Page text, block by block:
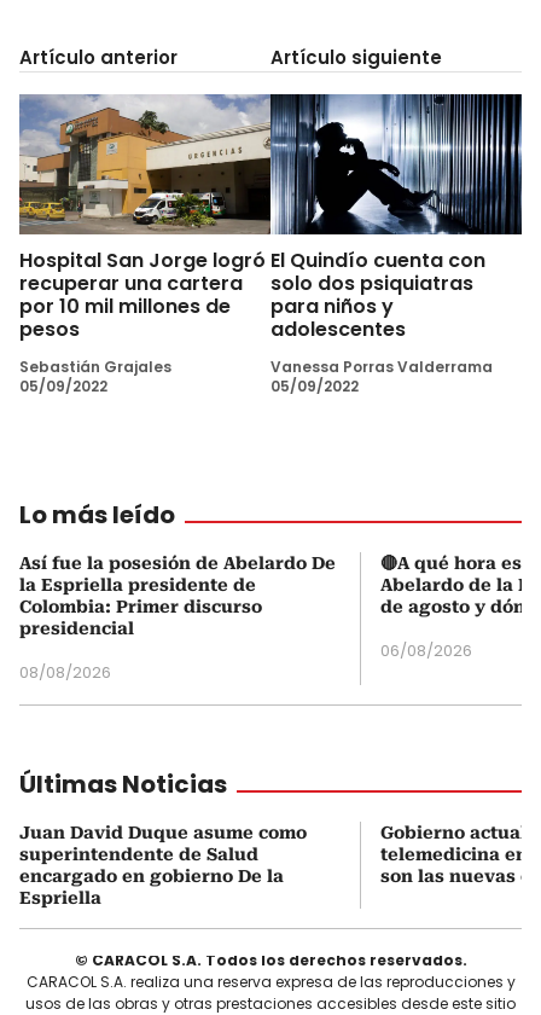
Artículo anterior
Hospital San Jorge logró
recuperar una cartera
por 10 mil millones de
pesos
Sebastián Grajales
05/09/2022
Artículo siguiente
El Quindío cuenta con
solo dos psiquiatras
para niños y
adolescentes
Vanessa Porras Valderrama
05/09/2022
Lo más leído
Así fue la posesión de Abelardo De
la Espriella presidente de
Colombia: Primer discurso
presidencial
08/08/2026
🔴A qué hora es
Abelardo de la
de agosto y
06/08/2026
Últimas Noticias
Juan David Duque asume como
superintendente de Salud
encargado en gobierno De la
Espriella
Gobierno
telemedicina en
son las nuevas
© CARACOL S.A. Todos los derechos reservados.
CARACOL S.A. realiza una reserva expresa de las reproducciones y
usos de las obras y otras prestaciones accesibles desde este sitio